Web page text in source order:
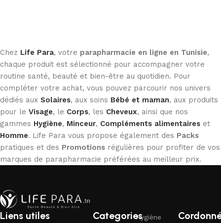
Chez Life Para, votre parapharmacie en ligne en Tunisie,
chaque produit est sélectionné pour accompagner votre
routine santé, beauté et bien-être au quotidien. Pour
compléter votre achat, vous pouvez parcourir nos univers
dédiés aux Solaires, aux soins Bébé et maman, aux produits
pour le Visage, le Corps, les Cheveux, ainsi que nos
gammes Hygiène, Minceur, Compléments alimentaires et
Homme. Life Para vous propose également des Packs
pratiques et des Promotions régulières pour profiter de vos
marques de parapharmacie préférées au meilleur prix.
Liens utiles CategoriesHygiène